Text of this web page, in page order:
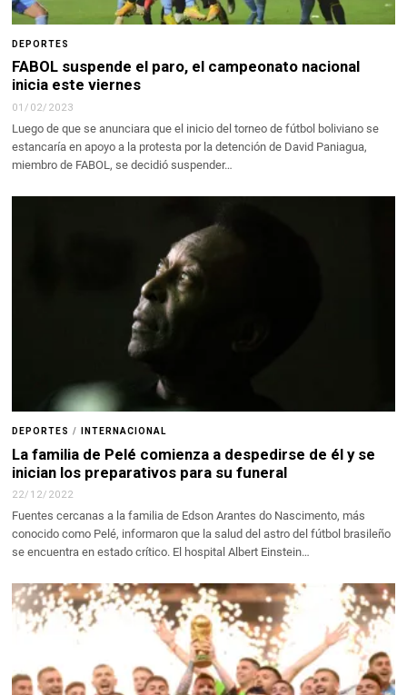
DEPORTES
FABOL suspende el paro, el campeonato nacional
inicia este viernes
01/02/2023
Luego de que se anunciara que el inicio del torneo de fútbol boliviano se
estancaría en apoyo a la protesta por la detención de David Paniagua,
miembro de FABOL, se decidió suspender…
DEPORTES / INTERNACIONAL
La familia de Pelé comienza a despedirse de él y se
inician los preparativos para su funeral
22/12/2022
Fuentes cercanas a la familia de Edson Arantes do Nascimento, más
conocido como Pelé, informaron que la salud del astro del fútbol brasileño
se encuentra en estado crítico. El hospital Albert Einstein…